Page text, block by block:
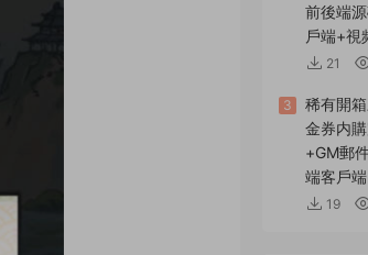
前後端
戶端+視
21
3
稀有開
金券内
+GM郵
端客戶
19